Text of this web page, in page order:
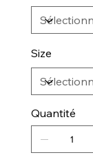
Size
Quantité